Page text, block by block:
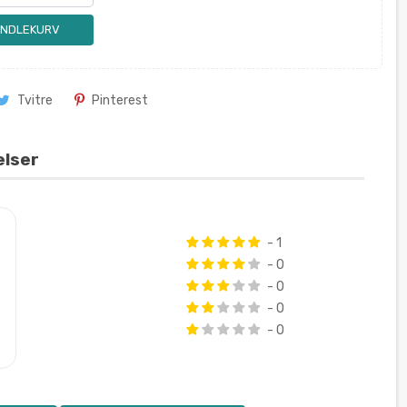
Tvitre Pinterest
- 1
- 0
- 0
- 0
- 0